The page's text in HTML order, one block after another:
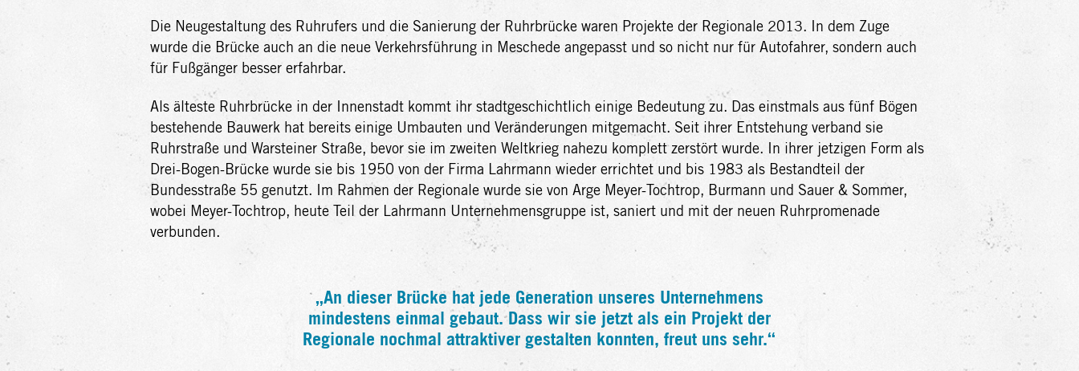
Die Neugestaltung des Ruhrufers und die Sanierung der Ruhrbrücke waren Projekte der Regionale 2013. In dem Zuge
wurde die Brücke auch an die neue Verkehrsführung in Meschede angepasst und so nicht nur für Autofahrer, sondern auch
für Fußgänger besser erfahrbar.
Als älteste Ruhrbrücke in der Innenstadt kommt ihr stadtgeschichtlich einige Bedeutung zu. Das einstmals aus fünf Bögen
bestehende Bauwerk hat bereits einige Umbauten und Veränderungen mitgemacht. Seit ihrer Entstehung verband sie
Ruhrstraße und Warsteiner Straße, bevor sie im zweiten Weltkrieg nahezu komplett zerstört wurde. In ihrer jetzigen Form als
Drei-Bogen-Brücke wurde sie bis 1950 von der Firma Lahrmann wieder errichtet und bis 1983 als Bestandteil der
Bundesstraße 55 genutzt. Im Rahmen der Regionale wurde sie von Arge Meyer-Tochtrop, Burmann und Sauer & Sommer,
wobei Meyer-Tochtrop, heute Teil der Lahrmann Unternehmensgruppe ist, saniert und mit der neuen Ruhrpromenade
verbunden.
„An dieser Brücke hat jede Generation unseres Unternehmens
mindestens einmal gebaut. Dass wir sie jetzt als ein Projekt der
Regionale nochmal attraktiver gestalten konnten, freut uns sehr.“